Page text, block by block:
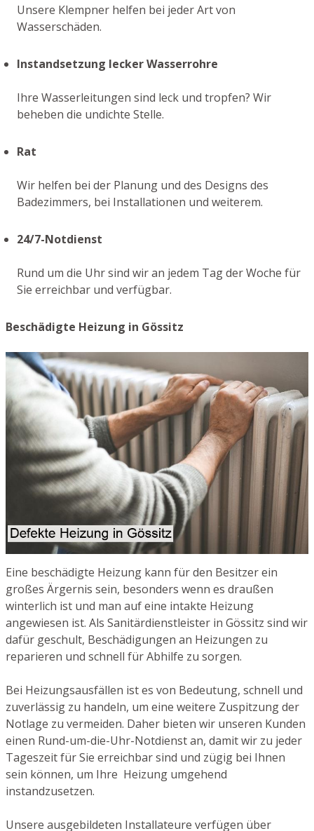
Unsere Klempner helfen bei jeder Art von
Wasserschäden.
Instandsetzung lecker Wasserrohre
Ihre Wasserleitungen sind leck und tropfen? Wir
beheben die undichte Stelle.
Rat
Wir helfen bei der Planung und des Designs des
Badezimmers, bei Installationen und weiterem.
24/7-Notdienst
Rund um die Uhr sind wir an jedem Tag der Woche für
Sie erreichbar und verfügbar.
Beschädigte Heizung in Gössitz
Eine beschädigte Heizung kann für den Besitzer ein
großes Ärgernis sein, besonders wenn es draußen
winterlich ist und man auf eine intakte Heizung
angewiesen ist. Als Sanitärdienstleister in Gössitz sind wir
dafür geschult, Beschädigungen an Heizungen zu
reparieren und schnell für Abhilfe zu sorgen.
Bei Heizungsausfällen ist es von Bedeutung, schnell und
zuverlässig zu handeln, um eine weitere Zuspitzung der
Notlage zu vermeiden. Daher bieten wir unseren Kunden
einen Rund-um-die-Uhr-Notdienst an, damit wir zu jeder
Tageszeit für Sie erreichbar sind und zügig bei Ihnen
sein können, um Ihre Heizung umgehend
instandzusetzen.
Unsere ausgebildeten Installateure verfügen über